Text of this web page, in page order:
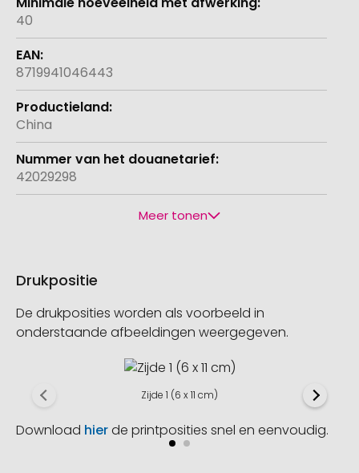
40
8719941046443
China
42029298
Meer tonen
Drukpositie
De drukposities worden als voorbeeld in
onderstaande afbeeldingen weergegeven.
Zijde 1 (6 x 11 cm)
Download hierde printposities snel en eenvoudig.